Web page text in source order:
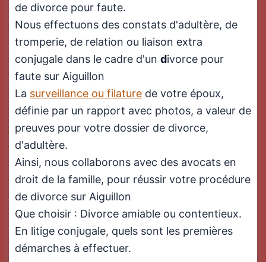
de divorce pour faute.
Nous effectuons des constats d'adultère, de
tromperie, de relation ou liaison extra
conjugale dans le cadre d'un divorce pour
faute sur Aiguillon
La surveillance ou filature de votre époux,
définie par un rapport avec photos, a valeur de
preuves pour votre dossier de divorce,
d'adultère.
Ainsi, nous collaborons avec des avocats en
droit de la famille, pour réussir votre procédure
de divorce sur Aiguillon
Que choisir : Divorce amiable ou contentieux.
En litige conjugale, quels sont les premières
démarches à effectuer.